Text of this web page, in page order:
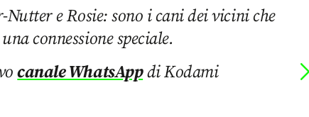
e Rosie: sono i cani dei vicini che
connessione speciale.
canale WhatsAppdi Kodami